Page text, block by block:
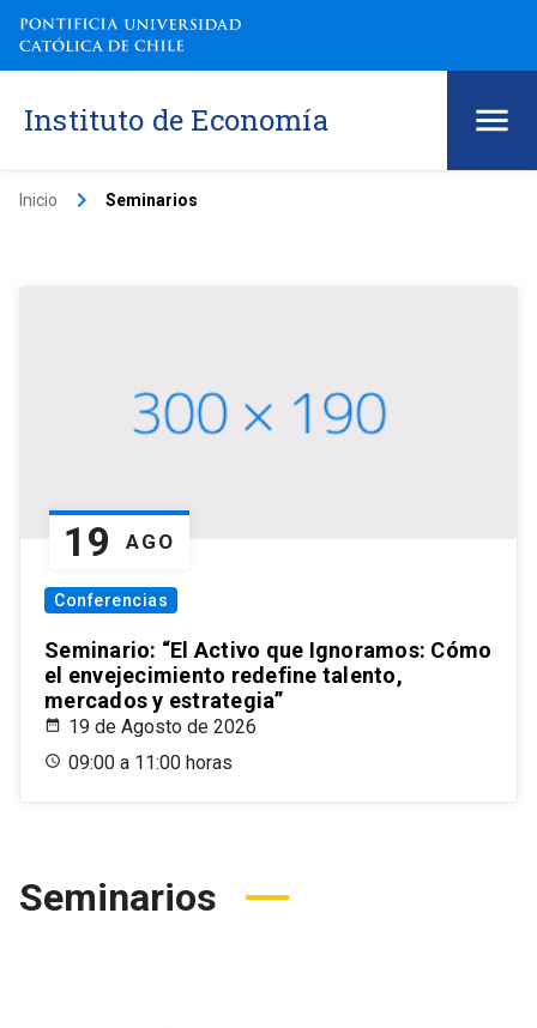
Instituto de Economía
Inicio keyboard_arrow_right Seminarios
19 AGO
Conferencias
Seminario: “El Activo que Ignoramos: Cómo
el envejecimiento redefine talento,
mercados y estrategia”
19 de Agosto de 2026
09:00 a 11:00 horas
Seminarios